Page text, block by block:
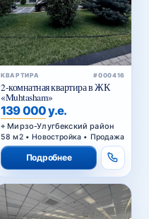
КВАРТИРА #000416
2-комнатная квартира в ЖК
«Muhtasham»
139 000 у.е.
Мирзо-Улугбекский район
58 м2 • Новостройка • Продажа
Подробнее